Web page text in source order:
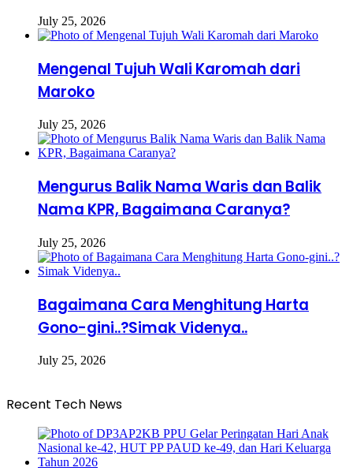
July 25, 2026
Mengenal Tujuh Wali Karomah dari
Maroko
July 25, 2026
Mengurus Balik Nama Waris dan Balik
Nama KPR, Bagaimana Caranya?
July 25, 2026
Bagaimana Cara Menghitung Harta
Gono-gini..?Simak Videnya..
July 25, 2026
Recent Tech News